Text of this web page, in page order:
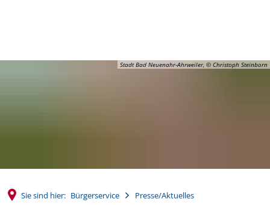
Stadt Bad Neuenahr-Ahrweiler, © Christoph Steinborn
Sie sind hier: Bürgerservice
Presse/Aktuelles